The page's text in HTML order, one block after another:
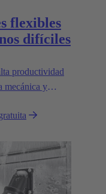
flexibles
difíciles
productividad
mecánica y